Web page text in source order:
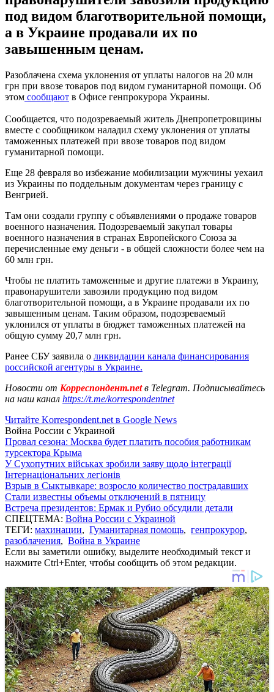
под видом благотворительной помощи,
а в Украине продавали их по
завышенным ценам.
Разоблачена схема уклонения от уплаты налогов на 20 млн
грн при ввозе товаров под видом гуманитарной помощи. Об
этом сообщают в Офисе генпрокурора Украины.
Сообщается, что подозреваемый житель Днепропетровщины
вместе с сообщником наладил схему уклонения от уплаты
таможенных платежей при ввозе товаров под видом
гуманитарной помощи.
Еще 28 февраля во избежание мобилизации мужчины уехаил
из Украины по поддельным документам через границу с
Венгрией.
Там они создали группу с объявлениями о продаже товаров
военного назначения. Подозреваемый закупал товары
военного назначения в странах Европейского Союза за
перечисленные ему деньги - в общей сложности более чем на
60 млн грн.
Чтобы не платить таможенные и другие платежи в Украину,
правонарушители завозили продукцию под видом
благотворительной помощи, а в Украине продавали их по
завышенным ценам. Таким образом, подозреваемый
уклонился от уплаты в бюджет таможенных платежей на
общую сумму 20,7 млн грн.
Ранее СБУ заявила о ликвидации канала финансирования
российской агентуры в Украине.
Новости от Корреспондент.netв Telegram. Подписывайтесь
на наш канал https://t.me/korrespondentnet
Читайте Korrespondent.net в Google News
Война России с Украиной
Провал сезона: Москва будет платить пособия работникам
турсектора Крыма
У Сухопутних військах зробили заяву щодо інтеграції
Інтернаціональних легіонів
Взрыв в Сыктывкаре: возросло количество пострадавших
Стали известны объемы отключений в пятницу
Встреча президентов: Ермак и Рубио обсудили детали
СПЕЦТЕМА: Война России с Украиной
ТЕГИ: махинации, Гуманитарная помощь, генпрокурор,
разоблачения, Война в Украине
Если вы заметили ошибку, выделите необходимый текст и
нажмите Ctrl+Enter, чтобы сообщить об этом редакции.